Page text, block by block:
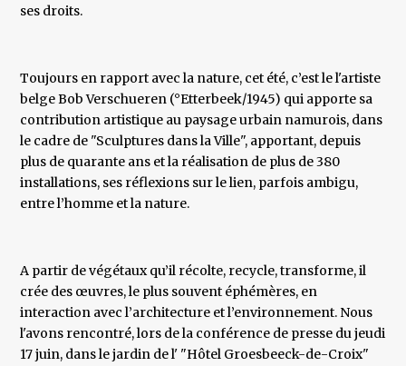
ses droits.
Toujours en rapport avec la nature, cet été, c’est le l'artiste
belge Bob Verschueren (°Etterbeek/1945) qui apporte sa
contribution artistique au paysage urbain namurois, dans
le cadre de "Sculptures dans la Ville", apportant, depuis
plus de quarante ans et la réalisation de plus de 380
installations, ses réflexions sur le lien, parfois ambigu,
entre l’homme et la nature.
A partir de végétaux qu’il récolte, recycle, transforme, il
crée des œuvres, le plus souvent éphémères, en
interaction avec l’architecture et l’environnement. Nous
l'avons rencontré, lors de la conférence de presse du jeudi
17 juin, dans le jardin de l' "Hôtel Groesbeeck-de-Croix"